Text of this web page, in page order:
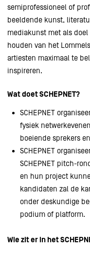
semiprofessioneel of
beeldende kunst,
mediakunst met als
houden van het
artiesten maximaal te
inspireren.
Wat doet SCHEPNET?
SCHEPNET
fysiek
boeiende sprekers
SCHEPNET
SCHEPNET pitch-
en hun project
kandidaten zal de
onder deskundige
podium of platform.
Wie zit er in het